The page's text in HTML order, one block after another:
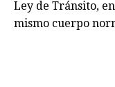
Ley de Tránsito,
mismo cuerpo